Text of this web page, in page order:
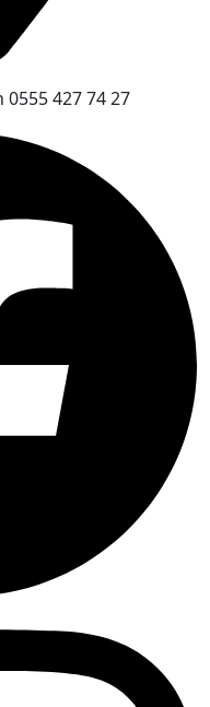
427 74 27